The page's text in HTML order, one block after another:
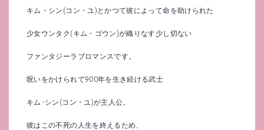
キム・シン(コン・ユ)とかつて彼によって命を助けられた
少女ウンタク(キム・ゴウン)が織りなす少し切ない
ファンタジーラブロマンスです。
呪いをかけられて900年を生き続ける武士
キム･シン(コン・ユ)が主人公。
彼はこの不死の人生を終えるため、